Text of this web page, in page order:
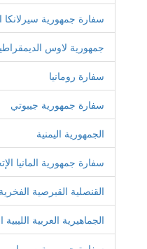
سفارة جمهورية سيرلانكا
جمهورية لاوس
سفارة رومانيا
سفارة جمهورية جيبوتي
الجمهورية اليمنية
سفارة جمهورية المانيا
القنصلية القبرصية الفخرية
الجماهيرية العربية